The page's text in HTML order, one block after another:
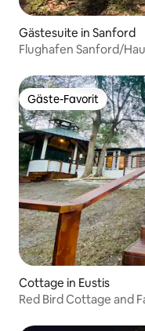
Gästesuite in Sanford
Flughafen Sanford/
Gäste-Favorit
Gäste-Favorit
Cottage in Eustis
Red Bird Cottage and